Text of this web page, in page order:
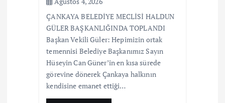
ÇANKAYA BELEDİYE MECLİSİ HALDUN
GÜLER BAŞKANLIĞINDA TOPLANDI
Başkan Vekili Güler: Hepimizin ortak
temennisi Belediye Başkanımız Sayın
Hüseyin Can Güner’in en kısa sürede
görevine dönerek Çankaya halkının
kendisine emanet ettiği…